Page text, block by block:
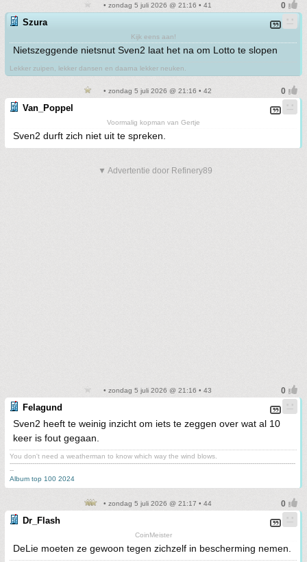
• zondag 5 juli 2026 @ 21:16 • 41
Szura
Kijk eens aan!
Nietszeggende nietsnut Sven2 laat het na om Lotto te slopen
Lekker zuipen, lekker dansen en daarna lekker neuken.
• zondag 5 juli 2026 @ 21:16 • 42
Van_Poppel
Voormalig kopman van Gertje
Sven2 durft zich niet uit te spreken.
▼ Advertentie door Refinery89
• zondag 5 juli 2026 @ 21:16 • 43
Felagund
Sven2 heeft te weinig inzicht om iets te zeggen over wat al 10
keer is fout gegaan.
You don't need a weatherman to know which way the wind blows.
-------------------------------------------------------------------------------------------------------------------------------------------
--
Album top 100 2024
• zondag 5 juli 2026 @ 21:17 • 44
Dr_Flash
CoinMeister
DeLie moeten ze gewoon tegen zichzelf in bescherming nemen.